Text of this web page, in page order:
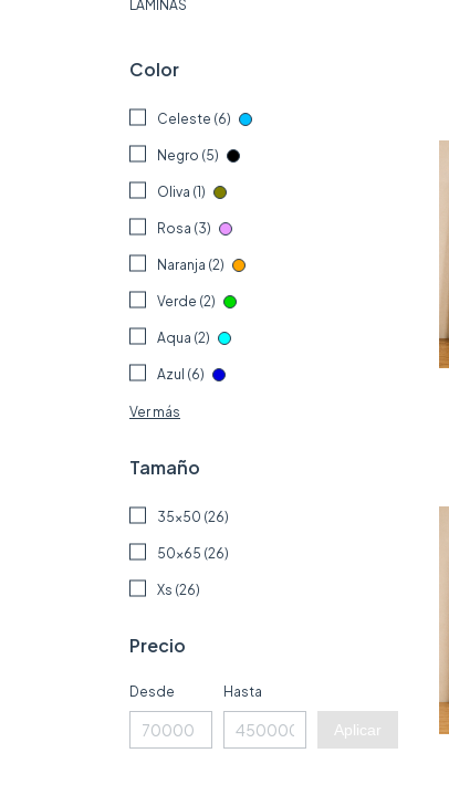
LÁMINAS
Color
Celeste (6)
Negro (5)
Oliva (1)
Rosa (3)
Naranja (2)
Verde (2)
Aqua (2)
Azul (6)
Ver más
Tamaño
35x50 (26)
50x65 (26)
Xs (26)
Precio
Desde Hasta
Aplicar